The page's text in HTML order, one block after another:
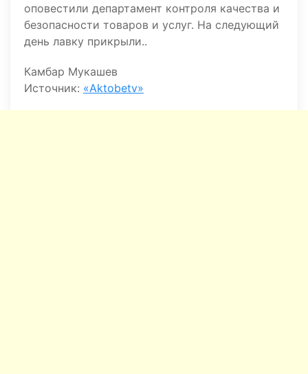
оповестили департамент контроля качества и
безопасности товаров и услуг. На следующий
день лавку прикрыли..
Камбар Мукашев
Источник: «Aktobetv»